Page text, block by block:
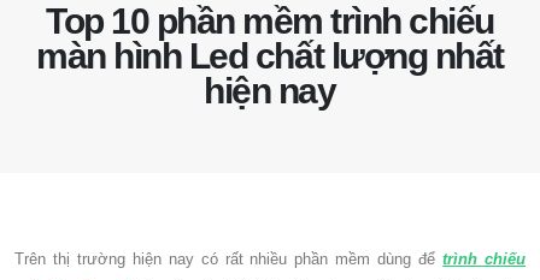
Top 10 phần mềm trình chiếu
màn hình Led chất lượng nhất
hiện nay
Trên thị trường hiện nay có rất nhiều phần mềm dùng đểtrình chiếu